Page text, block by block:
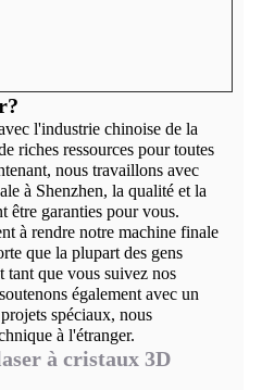
l'industrie chinoise de la
riches ressources pour toutes
nous travaillons avec
à Shenzhen, la qualité et la
être garanties pour vous.
à rendre notre machine finale
que la plupart des gens
tant que vous suivez nos
également avec un
spéciaux, nous
à l'étranger.
à cristaux 3D